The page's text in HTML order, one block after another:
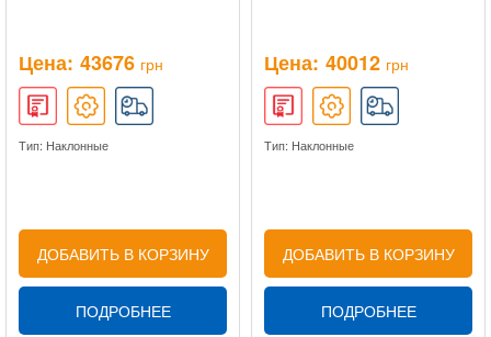
Цена: 43676 грн
Тип: Наклонные
ДОБАВИТЬ В КОРЗИНУ
ПОДРОБНЕЕ
Цена: 40012 грн
Тип: Наклонные
ДОБАВИТЬ В КОРЗИНУ
ПОДРОБНЕЕ